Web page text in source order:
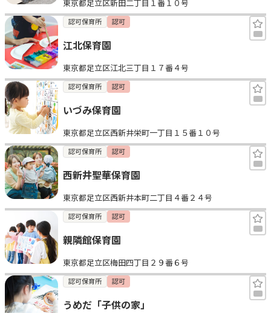
東京都足立区新田二丁目１番１０号
認可保育所 認可
江北保育園
東京都足立区江北三丁目１７番４号
認可保育所 認可
いづみ保育園
東京都足立区西新井栄町一丁目１５番１０号
認可保育所 認可
西新井聖華保育園
東京都足立区西新井本町二丁目４番２４号
認可保育所 認可
親隣館保育園
東京都足立区梅田四丁目２９番６号
認可保育所 認可
うめだ「子供の家」